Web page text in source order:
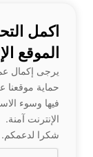
اكمل
الموقع
يرجى إكمال
حماية موقعنا
فيها وسوء
الإنترنت آمنة.
شكرا لدعمكم.